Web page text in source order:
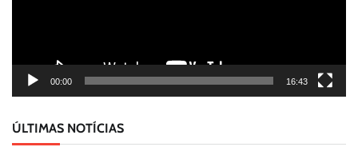
00:00 16:43
ÚLTIMAS NOTÍCIAS